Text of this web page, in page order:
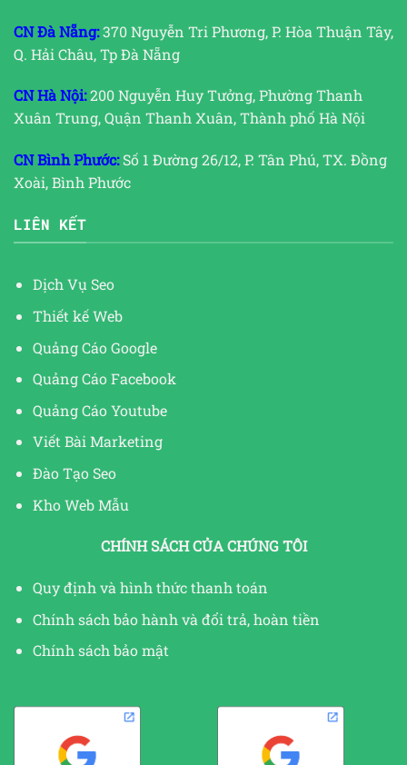
CN Đà Nẵng:370 Nguyễn Tri Phương, P. Hòa Thuận Tây,
Q. Hải Châu, Tp Đà Nẵng
CN Hà Nội:200 Nguyễn Huy Tưởng, Phường Thanh
Xuân Trung, Quận Thanh Xuân, Thành phố Hà Nội
CN Bình Phước:Số 1 Đường 26/12, P. Tân Phú, TX. Đồng
Xoài, Bình Phước
LIÊN KẾT
Dịch Vụ Seo
Thiết kế Web
Quảng Cáo Google
Quảng Cáo Facebook
Quảng Cáo Youtube
Viết Bài Marketing
Đào Tạo Seo
Kho Web Mẫu
CHÍNH SÁCH CỦA CHÚNG TÔI
Quy định và hình thức thanh toán
Chính sách bảo hành và đổi trả, hoàn tiền
Chính sách bảo mật